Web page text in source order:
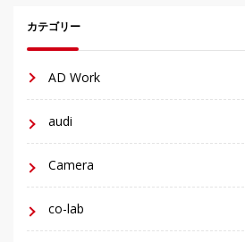
カテゴリー
AD Work
audi
Camera
co-lab